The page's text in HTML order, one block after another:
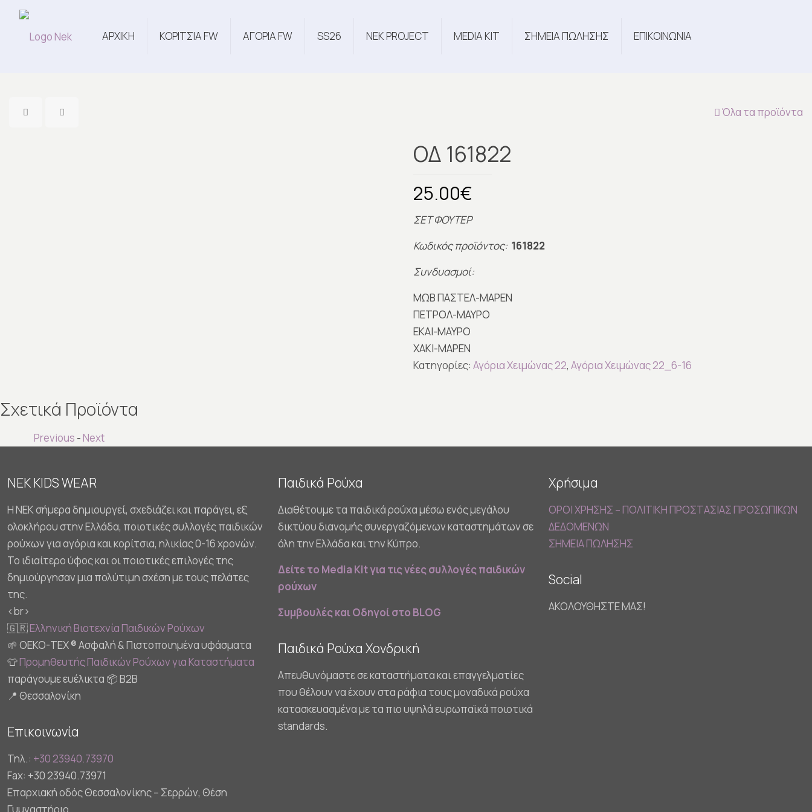
ΑΡΧΙΚΗ ΚΟΡΙΤΣΙΑ FW ΑΓΟΡΙΑ FW SS26 NEK PROJECT MEDIA KIT ΣΗΜΕΙΑ ΠΩΛΗΣΗΣ ΕΠΙΚΟΙΝΩΝΙΑ
Όλα τα προϊόντα
ΟΔ 161822
25.00€
ΣΕΤ ΦΟΥΤΕΡ
Κωδικός προϊόντος: 161822
Συνδυασμοί:
ΜΩΒ ΠΑΣΤΕΛ-ΜΑΡΕΝ
ΠΕΤΡΟΛ-ΜΑΥΡΟ
ΕΚΑΙ-ΜΑΥΡΟ
ΧΑΚΙ-ΜΑΡΕΝ
Κατηγορίες: Αγόρια Χειμώνας 22, Αγόρια Χειμώνας 22_6-16
Σχετικά Προϊόντα
Previous -Next
NEK KIDS WEAR
Η NEK σήμερα δημιουργεί, σχεδιάζει και παράγει, εξ
ολοκλήρου στην Ελλάδα, ποιοτικές συλλογές παιδικών
ρούχων για αγόρια και κορίτσια, ηλικίας 0-16 χρονών.
Το ιδιαίτερο ύφος και οι ποιοτικές επιλογές της
δημιούργησαν μια πολύτιμη σχέση με τους πελάτες
της.
<br>
🇬🇷Ελληνική Βιοτεχνία Παιδικών Ρούχων
🌱 OEKO-TEX ® Ασφαλή & Πιστοποιημένα υφάσματα
👕Προμηθευτής Παιδικών Ρούχων για Καταστήματα
παράγουμε ευέλικτα 📦 B2B
📍 Θεσσαλονίκη
Επικοινωνία
Τηλ.: +30 23940.73970
Fax: +30 23940.73971
Επαρχιακή οδός Θεσσαλονίκης – Σερρών, Θέση
Παιδικά Ρούχα
Διαθέτουμε τα παιδικά ρούχα μέσω ενός μεγάλου
δικτύου διανομής συνεργαζόμενων καταστημάτων σε
όλη την Ελλάδα και την Κύπρο.
Δείτε το Media Kit για τις νέες συλλογές παιδικών
ρούχων
Συμβουλές και Οδηγοί στο BLOG
Παιδικά Ρούχα Χονδρική
Απευθυνόμαστε σε καταστήματα και επαγγελματίες
που θέλουν να έχουν στα ράφια τους μοναδικά ρούχα
κατασκευασμένα με τα πιο υψηλά ευρωπαϊκά ποιοτικά
standards.
Χρήσιμα
ΟΡΟΙ ΧΡΗΣΗΣ – ΠΟΛΙΤΙΚΗ ΠΡΟΣΤΑΣΙΑΣ ΠΡΟΣΩΠΙΚΩΝ
ΔΕΔΟΜΕΝΩΝ
ΣΗΜΕΙΑ ΠΩΛΗΣΗΣ
Social
ΑΚΟΛΟΥΘΗΣΤΕ ΜΑΣ!